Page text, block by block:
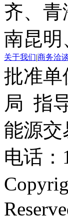
齐、青
南昆明
关于我们|商务洽
批准单
局 指
能源交
电话：